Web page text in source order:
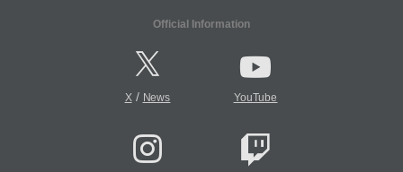
Official Information
X/ News YouTube